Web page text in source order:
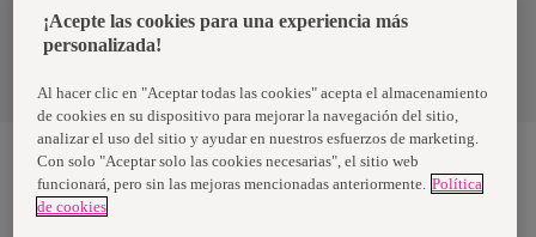
Política de privacidad de datos
Nosotras, una marca de Essity - una compañía global líder en
higiene y salud. Cada día, mil millones de personas, en todo el
¡Acepte las cookies para una experiencia más
personalizada!
Al hacer clic en "Aceptar todas las cookies" acepta el almacenamiento
de cookies en su dispositivo para mejorar la navegación del sitio,
analizar el uso del sitio y ayudar en nuestros esfuerzos de marketing.
Con solo "Aceptar solo las cookies necesarias", el sitio web
funcionará, pero sin las mejoras mencionadas anteriormente. Política
de cookies